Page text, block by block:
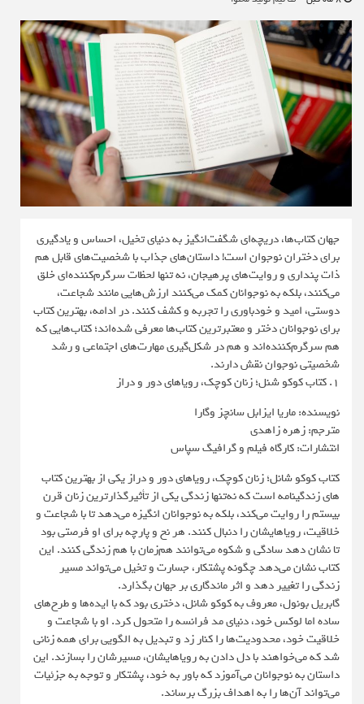
جهان کتاب‌ها، دریچه‌ای شگفت‌انگیز به دنیای تخیل، احساس و یادگیری
برای دختران نوجوان است! داستان‌های جذاب با شخصیت‌های قابل‌ هم‌
ذات‌ پنداری و روایت‌های پرهیجان، نه تنها لحظات سرگرم‌کننده‌ای خلق
می‌کنند، بلکه به نوجوانان کمک می‌کنند ارزش‌هایی مانند شجاعت،
دوستی، امید و خودباوری را تجربه و کشف کنند. در ادامه، بهترین کتاب
برای نوجوانان دختر و معتبرترین کتاب‌ها معرفی شده‌اند؛ کتاب‌هایی که
هم سرگرم‌کننده‌اند و هم در شکل‌گیری مهارت‌های اجتماعی و رشد
شخصیتی نوجوان نقش دارند.
1. کتاب کوکو شنل؛ زنان کوچک، رویاهای دور و دراز
نویسنده: ماریا ایزابل سانچز وگارا
مترجم: زهره زاهدی
انتشارات: كارگاه فيلم و گرافيگ سپاس
کتاب کوکو شانل؛ زنان کوچک، رویاهای دور و دراز یکی از بهترین کتاب
های زندگینامه است که نه‌تنها زندگی یکی از تأثیرگذارترین زنان قرن
بیستم را روایت می‌کند، بلکه به نوجوانان انگیزه می‌دهد تا با شجاعت و
خلاقیت، رویاهایشان را دنبال کنند. هر نخ و پارچه برای او فرصتی بود
تا نشان دهد سادگی و شکوه می‌توانند هم‌زمان با هم زندگی کنند. این
کتاب نشان می‌دهد چگونه پشتکار، جسارت و تخیل می‌تواند مسیر
زندگی را تغییر دهد و اثر ماندگاری بر جهان بگذارد.
گابریل بونول، معروف به کوکو شانل، دختری بود که با ایده‌ها و طرح‌های
ساده اما لوکس خود، دنیای مد فرانسه را متحول کرد. او با شجاعت و
خلاقیت خود، محدودیت‌ها را کنار زد و تبدیل به الگویی برای همه زنانی
شد که می‌خواهند با دل دادن به رویاهایشان، مسیرشان را بسازند. این
داستان به نوجوانان می‌آموزد که باور به خود، پشتکار و توجه به جزئیات
می‌تواند آن‌ها را به اهداف بزرگ برساند.